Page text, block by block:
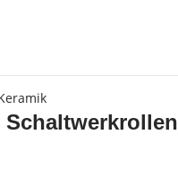
Schaltwerkrollen